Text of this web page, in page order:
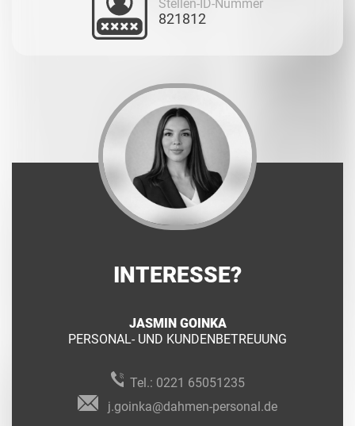
Stellen-ID-Nummer
821812
INTERESSE?
JASMIN GOINKA
PERSONAL- UND KUNDENBETREUUNG
Tel.: 0221 65051235
j.goinka@dahmen-personal.de